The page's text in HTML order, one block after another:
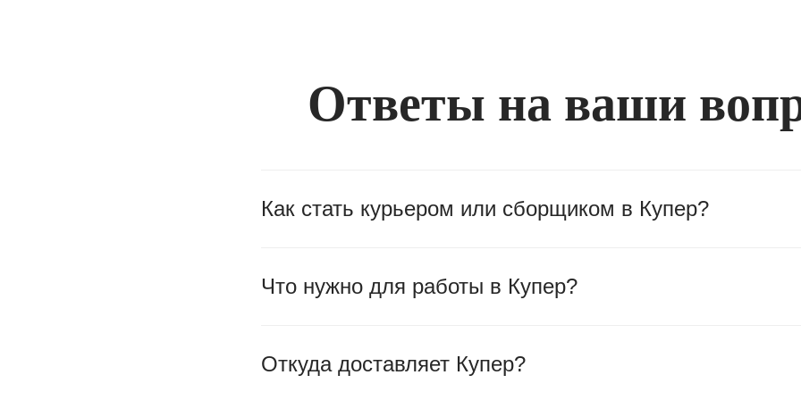
Ответы на ваши
Как стать курьером или сборщиком в Купер?
Что нужно для работы в Купер?
Откуда доставляет Купер?